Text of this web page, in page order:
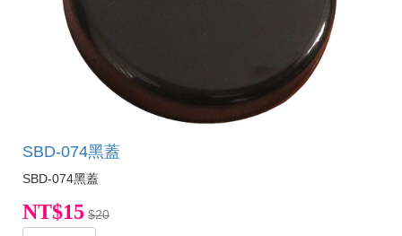
SBD-074黑蓋
SBD-074黑蓋
NT$15 $20